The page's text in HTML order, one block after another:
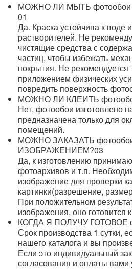
МОЖНО ЛИ МЫТЬ
01
Да. Краска устойчива к воде
растворителей. Не
чистящие средства с
частиц, чтобы избежать
покрытия. Не рекомендуется
приложением физических
повредить поверхность
МОЖНО ЛИ КЛЕИТЬ
Нет, фотообои изготовлено
предназначена только для
помещений.
МОЖНО ЗАКАЗАТЬ
ИЗОБРАЖЕНИЕМ?03
Да, к изготовлению
фотоархивов и т.п.
изображение для проверки
картинки(разрешение,
При положительном
изображения, оно готовится
КОГДА Я ПОЛУЧУ ГОТОВОЕ
Срок производства 1 сутки,
нашего каталога и вы
Если это индивидуальный
согласования и оплаты вами